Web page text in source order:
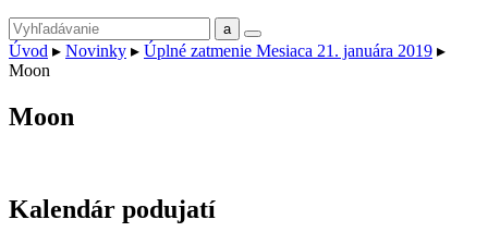
Úvod ▸ Novinky ▸ Úplné zatmenie Mesiaca 21. januára 2019 ▸
Moon
Moon
Kalendár podujatí